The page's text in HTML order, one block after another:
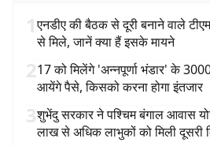
1एनडीए की बैठक से दूरी बनाने वाले
से मिले, जानें क्या हैं इसके मायने
217 को मिलेंगे 'अन्नपूर्णा भंडार' के
आयेंगे पैसे, किसको करना होगा इंतजार
3शुभेंदु सरकार ने पश्चिम बंगाल आवास
लाख से अधिक लाभुकों को मिली दूसरी